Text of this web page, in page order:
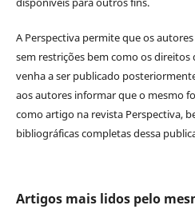
A Perspectiva permite que os
sem restrições bem como os direitos
venha a ser publicado
aos autores informar que o mesmo
como artigo na revista Perspectiva,
bibliográficas completas dessa
Artigos mais lidos pelo